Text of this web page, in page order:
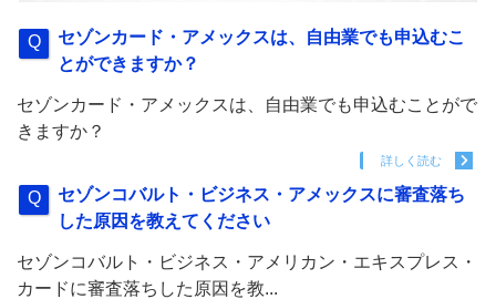
セゾンカード・アメックスは、自由業でも申込むこ
とができますか？
セゾンカード・アメックスは、自由業でも申込むことがで
きますか？
詳しく読む
セゾンコバルト・ビジネス・アメックスに審査落ち
した原因を教えてください
セゾンコバルト・ビジネス・アメリカン・エキスプレス・
カードに審査落ちした原因を教...